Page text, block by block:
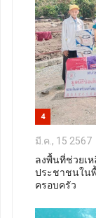
4
มี.ค., 15 2567
ลงพื้นที่ช่วยเ
ประชาชนใน
ครอบครัว